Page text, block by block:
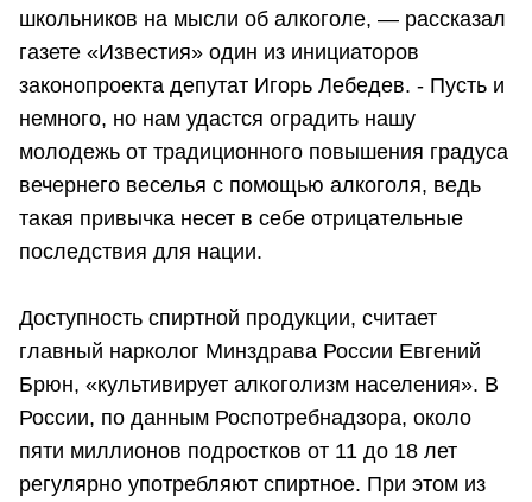
школьников на мысли об алкоголе, — рассказал
газете «Известия» один из инициаторов
законопроекта депутат Игорь Лебедев. - Пусть и
немного, но нам удастся оградить нашу
молодежь от традиционного повышения градуса
вечернего веселья с помощью алкоголя, ведь
такая привычка несет в себе отрицательные
последствия для нации.
Доступность спиртной продукции, считает
главный нарколог Минздрава России Евгений
Брюн, «культивирует алкоголизм населения». В
России, по данным Роспотребнадзора, около
пяти миллионов подростков от 11 до 18 лет
регулярно употребляют спиртное. При этом из